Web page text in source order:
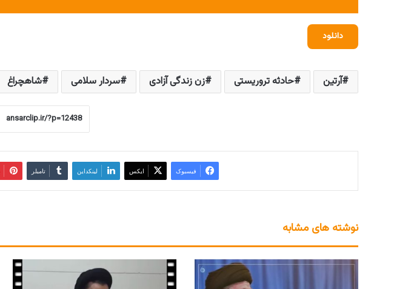
دانلود
آرتین حادثه تروریستی زن زندگی آزادی سردار سلامی شاهچراغ
فیسبوک ایکس لینکداین تامبلر
نوشته های مشابه